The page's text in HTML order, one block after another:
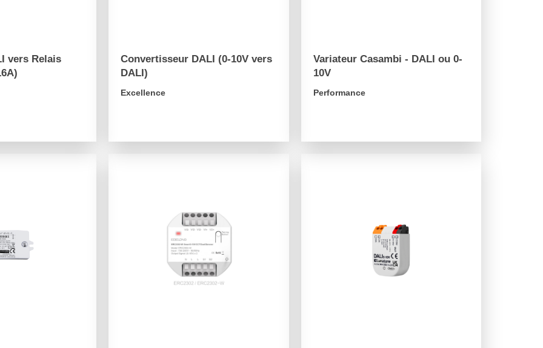
vers Relais
Convertisseur DALI (0-10V vers
DALI)
Excellence
Variateur Casambi - DALI ou 0-
10V
Performance